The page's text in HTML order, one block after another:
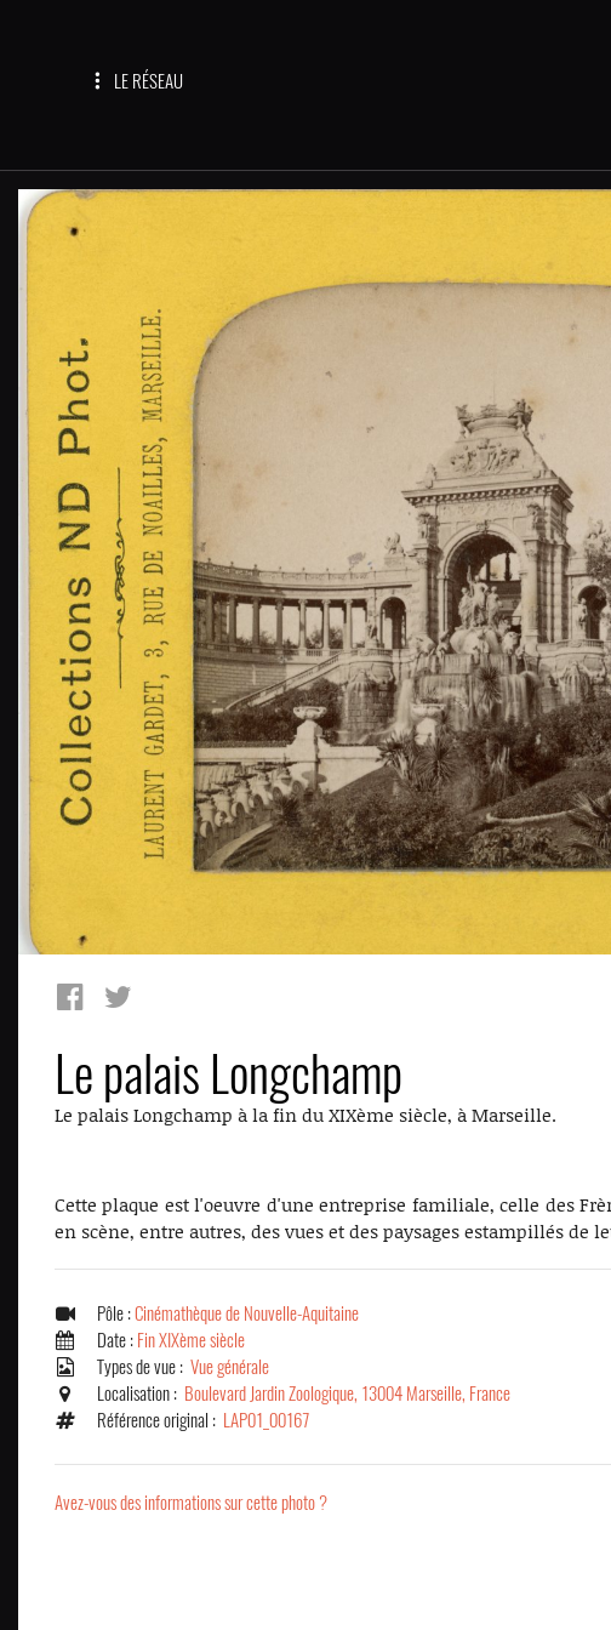
LE RÉSEAU
Le palais Longchamp
Le palais Longchamp à la fin du XIXème siècle, à Marseille.
Cette plaque est l'oeuvre d'une entreprise familiale, celle des
en scène, entre autres, des vues et des paysages estampillés de
Pôle :Cinémathèque de Nouvelle-Aquitaine
Date : Fin XIXème siècle
Types de vue : Vue générale
Localisation : Boulevard Jardin Zoologique, 13004 Marseille, France
Référence original : LAP01_00167
Avez-vous des informations sur cette photo ?